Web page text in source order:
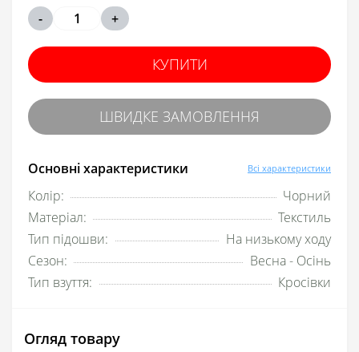
Основні характеристики Всі характеристики
Колір:
Чорний
Матеріал:
Текстиль
Тип підошви:
На низькому ходу
Сезон:
Весна - Осінь
Тип взуття:
Кросівки
-
+
КУПИТИ
ШВИДКЕ ЗАМОВЛЕННЯ
Огляд товару